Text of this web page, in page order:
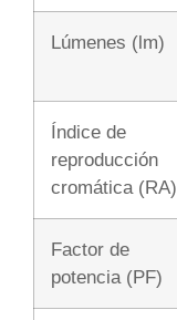
Lúmenes (lm)
Índice de
reproducción
cromática (RA)
Factor de
potencia (PF)